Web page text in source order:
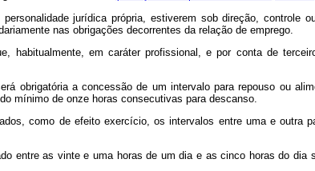
jurídica própria, estiverem sob direção, controle
nas obrigações decorrentes da relação de emprego.
habitualmente, em caráter profissional, e por conta de
obrigatória a concessão de um intervalo para repouso ou
mínimo de onze horas consecutivas para descanso.
como de efeito exercício, os intervalos entre uma e outra
entre as vinte e uma horas de um dia e as cinco horas do